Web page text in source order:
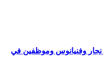
نجار وفنيانوس وموظفين في